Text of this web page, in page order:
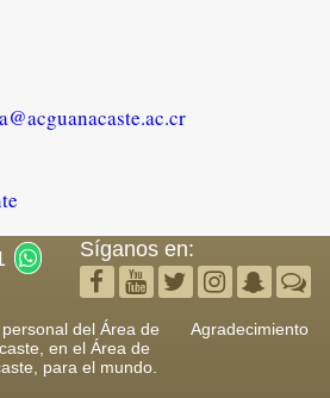
Síganos en:
del Área de
en el Área de
para el mundo.
Agradecimiento